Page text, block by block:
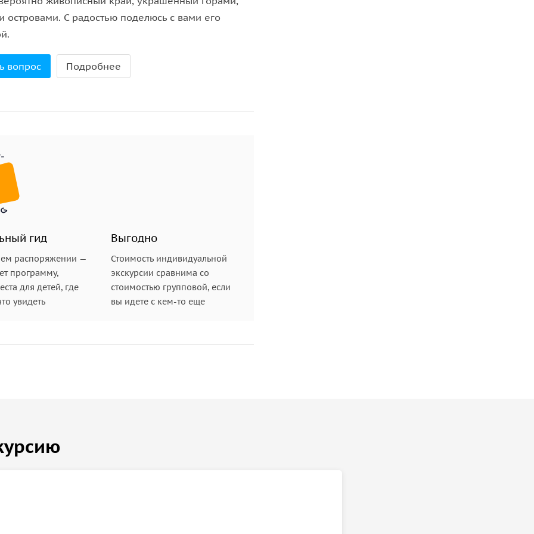
города, была возведена в честь будущего
города свой царственный и торжественный вид.
купеческого торгового зала.
карточек города, фуникулер за пару минут
впечатляющие панорамы Владивостока с высоты
к прохладным камням истории и почувствовать
на острове Русском молчаливо взирают на
островами. С радостью поделюсь с вами его
вопрос Подробнее
гид
распоряжении —
программу,
для детей, где
увидеть
Выгодно
Стоимость индивидуальной
экскурсии сравнима со
стоимостью групповой, если
вы идете с кем-то еще